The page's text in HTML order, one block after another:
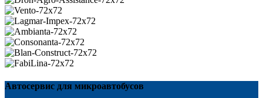
Автосервис для микроавтобусов